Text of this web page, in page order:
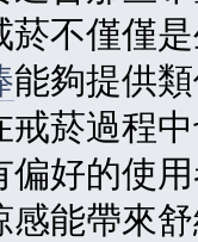
菸不僅僅
能夠提供
戒菸過程
偏好的使
感能帶來